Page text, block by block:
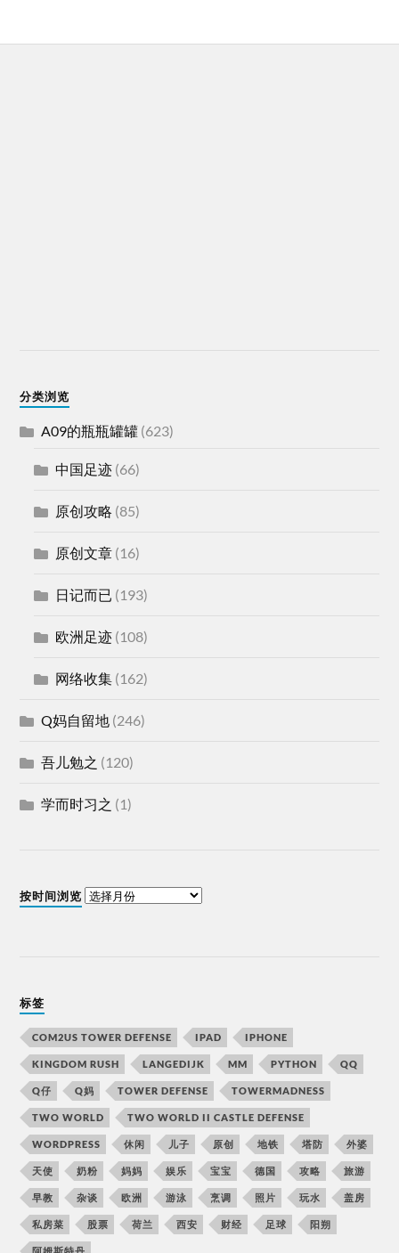
分类浏览
A09的瓶瓶罐罐 (623)
中国足迹 (66)
原创攻略 (85)
原创文章 (16)
日记而已 (193)
欧洲足迹 (108)
网络收集 (162)
Q妈自留地 (246)
吾儿勉之 (120)
学而时习之 (1)
按时间浏览
标签
COM2US TOWER DEFENSE IPAD IPHONE
KINGDOM RUSH LANGEDIJK MM PYTHON QQ
Q仔 Q妈 TOWER DEFENSE TOWERMADNESS
TWO WORLD TWO WORLD II CASTLE DEFENSE
WORDPRESS 休闲 儿子 原创 地铁 塔防 外婆
天使 奶粉 妈妈 娱乐 宝宝 德国 攻略 旅游
早教 杂谈 欧洲 游泳 烹调 照片 玩水 盖房
私房菜 股票 荷兰 西安 财经 足球 阳朔